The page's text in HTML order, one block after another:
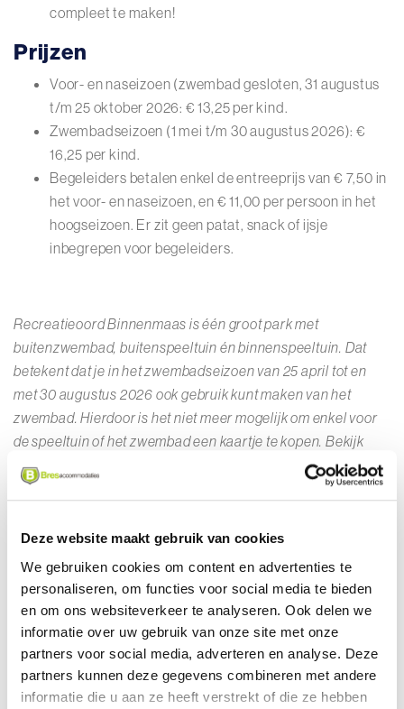
Deze website maakt gebruik van cookies
We gebruiken cookies om content en advertenties te
personaliseren, om functies voor social media te bieden
en om ons websiteverkeer te analyseren. Ook delen we
informatie over uw gebruik van onze site met onze
partners voor social media, adverteren en analyse. Deze
partners kunnen deze gegevens combineren met andere
informatie die u aan ze heeft verstrekt of die ze hebben
compleet te maken!
Prijzen
Voor- en naseizoen (zwembad gesloten, 31 augustus
t/m 25 oktober 2026: € 13,25 per kind.
Zwembadseizoen (1 mei t/m 30 augustus 2026): €
16,25 per kind.
Begeleiders betalen enkel de entreeprijs van € 7,50 in
het voor- en naseizoen, en € 11,00 per persoon in het
hoogseizoen. Er zit geen patat, snack of ijsje
inbegrepen voor begeleiders.
Recreatieoord Binnenmaas is één groot park met
buitenzwembad, buitenspeeltuin én binnenspeeltuin. Dat
betekent dat je in het zwembadseizoen van 25 april tot en
met 30 augustus 2026 ook gebruik kunt maken van het
zwembad. Hierdoor is het niet meer mogelijk om enkel voor
de speeltuin of het zwembad een kaartje te kopen. Bekijk
hier onze openingstijden om te zien wanneer het zwembad
open is.
Vul het aanvraagformulier in en ontvang zo snel mogelijk
een offerte van ons.Hou ook je spam in de gaten!
Naam ouder/ verzorger*